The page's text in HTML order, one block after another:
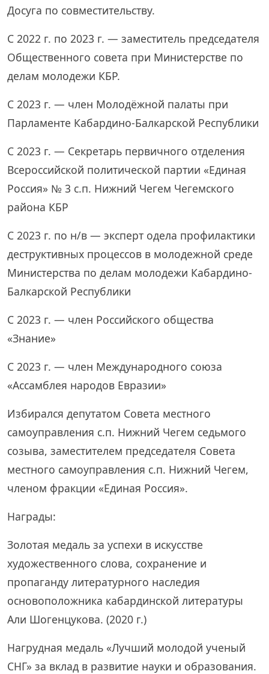
Досуга по совместительству.
С 2022 г. по 2023 г. — заместитель председателя
Общественного совета при Министерстве по
делам молодежи КБР.
С 2023 г. — член Молодёжной палаты при
Парламенте Кабардино-Балкарской Республики
С 2023 г. — Секретарь первичного отделения
Всероссийской политической партии «Единая
Россия» № 3 с.п. Нижний Чегем Чегемского
района КБР
С 2023 г. по н/в — эксперт одела профилактики
деструктивных процессов в молодежной среде
Министерства по делам молодежи Кабардино-
Балкарской Республики
С 2023 г. — член Российского общества
«Знание»
С 2023 г. — член Международного союза
«Ассамблея народов Евразии»
Избирался депутатом Совета местного
самоуправления с.п. Нижний Чегем седьмого
созыва, заместителем председателя Совета
местного самоуправления с.п. Нижний Чегем,
членом фракции «Единая Россия».
Награды:
Золотая медаль за успехи в искусстве
художественного слова, сохранение и
пропаганду литературного наследия
основоположника кабардинской литературы
Али Шогенцукова. (2020 г.)
Нагрудная медаль «Лучший молодой ученый
СНГ» за вклад в развитие науки и образования.